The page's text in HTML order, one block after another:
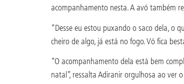
acompanhamento nesta. A avó também
“Desse eu estou puxando o saco dela, o
cheiro de algo, já está no fogo. Vó fica
“O acompanhamento dela está bem
natal”, ressalta Adiranir orgulhosa ao ver